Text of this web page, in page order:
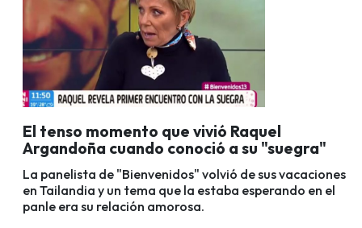
El tenso momento que vivió Raquel
Argandoña cuando conoció a su "suegra"
La panelista de "Bienvenidos" volvió de sus vacaciones
en Tailandia y un tema que la estaba esperando en el
panle era su relación amorosa.